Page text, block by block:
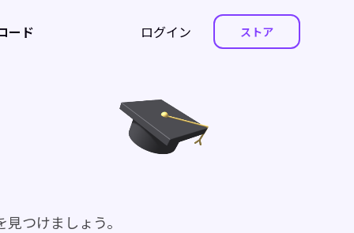
ログイン ストア
ード
つけましょう。